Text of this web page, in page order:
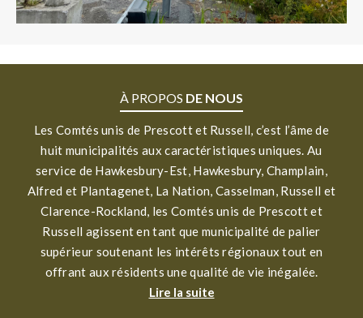
À PROPOS DE NOUS
Les Comtés unis de Prescott et Russell, c’est l’âme de
huit municipalités aux caractéristiques uniques. Au
service de Hawkesbury-Est, Hawkesbury, Champlain,
Alfred et Plantagenet, La Nation, Casselman, Russell et
Clarence-Rockland, les Comtés unis de Prescott et
Russell agissent en tant que municipalité de palier
supérieur soutenant les intérêts régionaux tout en
offrant aux résidents une qualité de vie inégalée.
Lire la suite